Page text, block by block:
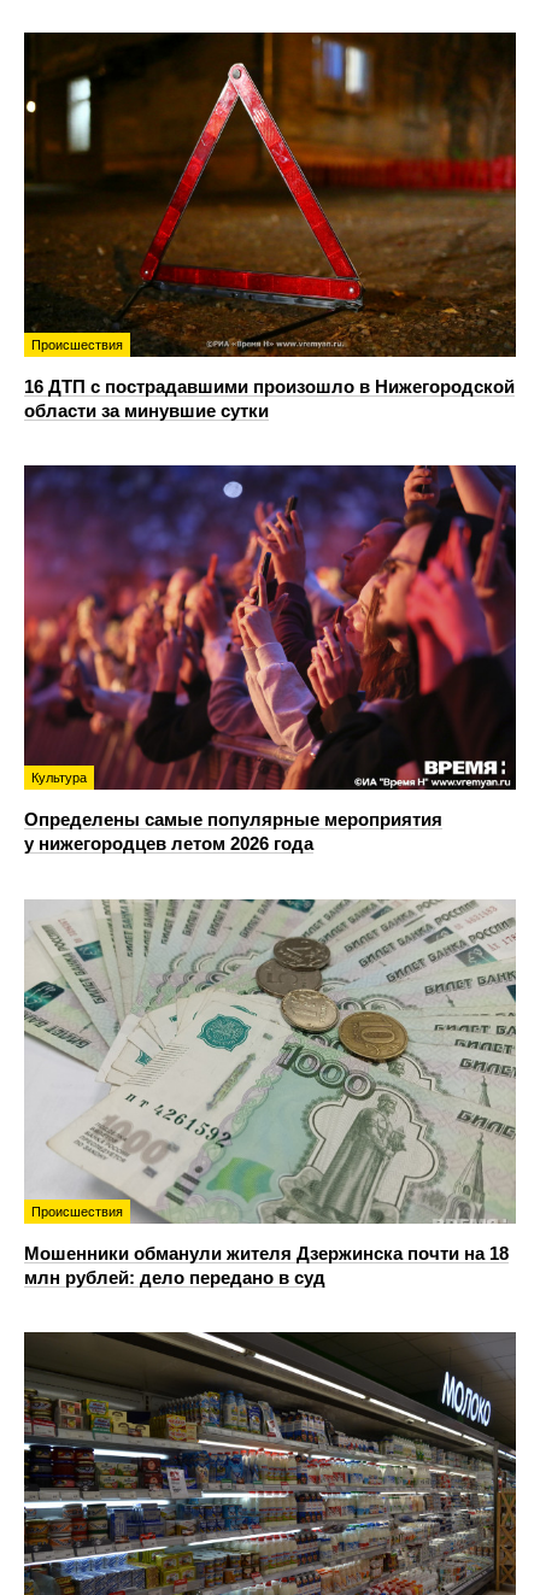
Происшествия
16 ДТП с пострадавшими произошло в Нижегородской
области за минувшие сутки
Культура
Определены самые популярные мероприятия
у нижегородцев летом 2026 года
Происшествия
Мошенники обманули жителя Дзержинска почти на 18
млн рублей: дело передано в суд